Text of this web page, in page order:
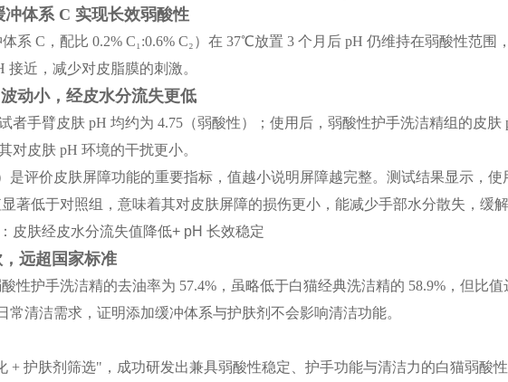
体系 C 实现长效弱酸性
系 C，配比 0.2% C₁:0.6% C₂）在 37℃放置 3 个月后 pH 仍维持在弱酸性范
近，减少对皮脂膜的刺激。
动小，经皮水分流失更低
者手臂皮肤 pH 均约为 4.75（弱酸性）；使用后，弱酸性护手洗洁精组的皮
对皮肤 pH 环境的干扰更小。
是评价皮肤屏障功能的重要指标，值越小说明屏障越完整。测试结果显示，
著低于对照组，意味着其对皮肤屏障的损伤更小，能减少手部水分散失，缓解
远超国家标准
性护手洗洁精的去油率为 57.4%，虽略低于白猫经典洗洁精的 58.9%，但比
常清洁需求，证明添加缓冲体系与护肤剂不会影响清洁功能。
+ 护肤剂筛选"，成功研发出兼具弱酸性稳定、护手功能与清洁力的白猫弱酸